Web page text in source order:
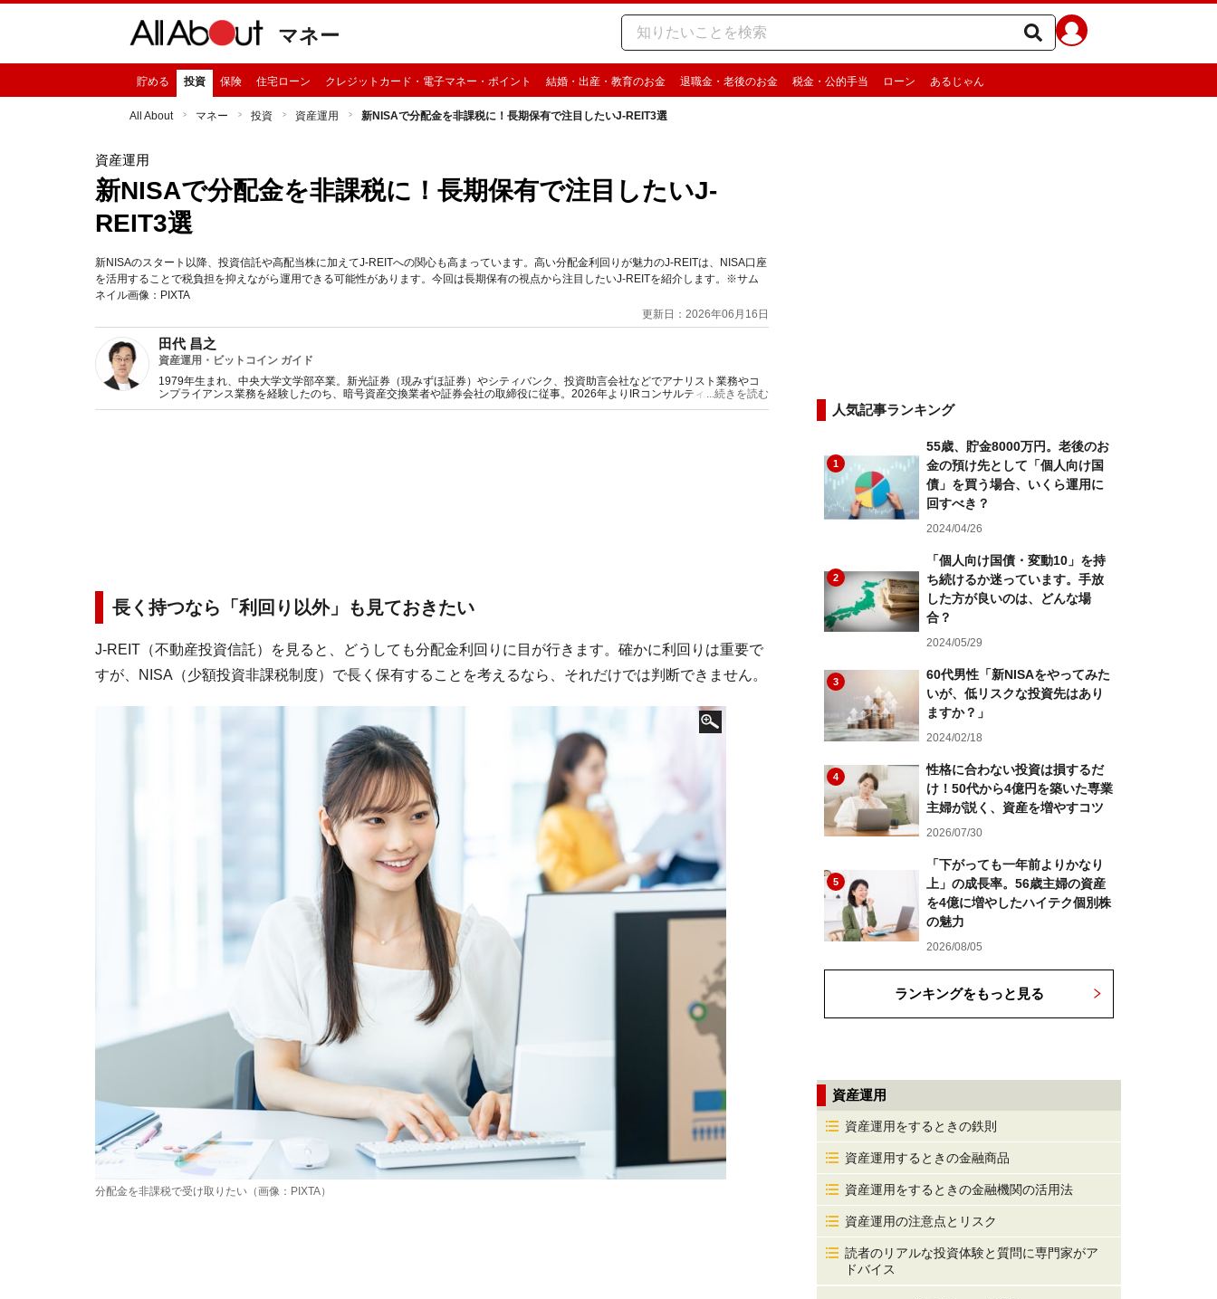
マネー
貯める 投資 保険 住宅ローン クレジットカード・電子マネー・ポイント 結婚・出産・教育のお金 退職金・老後のお金 税金・公的手当 ローン あるじゃん
All About マネー 投資 資産運用 新NISAで分配金を非課税に！長期保有で注目したいJ-REIT3選
資産運用
新NISAで分配金を非課税に！長期保有で注目したいJ-
REIT3選
新NISAのスタート以降、投資信託や高配当株に加えてJ-REITへの関心も高まっています。高い分配金利回りが魅力のJ-REITは、NISA口座
を活用することで税負担を抑えながら運用できる可能性があります。今回は長期保有の視点から注目したいJ-REITを紹介します。※サム
ネイル画像：PIXTA
更新日：2026年06月16日
田代 昌之
資産運用・ビットコイン ガイド
1979年生まれ、中央大学文学部卒業。新光証券（現みずほ証券）やシティバンク、投資助言会社などでアナリスト業務やコ
ンプライアンス業務を経験したのち、暗号資産交換業者や証券会社の取締役に従事。2026年よりIRコンサルティングを手掛
けるU's企画に参画。
...続きを読む
長く持つなら「利回り以外」も見ておきたい
J-REIT（不動産投資信託）を見ると、どうしても分配金利回りに目が行きます。確かに利回りは重要で
すが、NISA（少額投資非課税制度）で長く保有することを考えるなら、それだけでは判断できません。
分配金を非課税で受け取りたい（画像：PIXTA）
人気記事ランキング
1
55歳、貯金8000万円。老後のお
金の預け先として「個人向け国
債」を買う場合、いくら運用に
回すべき？
2024/04/26
2
「個人向け国債・変動10」を持
ち続けるか迷っています。手放
した方が良いのは、どんな場
合？
2024/05/29
3
60代男性「新NISAをやってみた
いが、低リスクな投資先はあり
ますか？」
2024/02/18
4
性格に合わない投資は損するだ
け！50代から4億円を築いた専業
主婦が説く、資産を増やすコツ
2026/07/30
5
「下がっても一年前よりかなり
上」の成長率。56歳主婦の資産
を4億に増やしたハイテク個別株
の魅力
2026/08/05
ランキングをもっと見る
資産運用
資産運用をするときの鉄則
資産運用するときの金融商品
資産運用をするときの金融機関の活用法
資産運用の注意点とリスク
読者のリアルな投資体験と質問に専門家がア
ドバイス